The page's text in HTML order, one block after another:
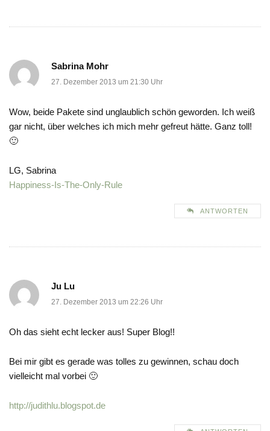
Sabrina Mohr
27. Dezember 2013 um 21:30 Uhr
Wow, beide Pakete sind unglaublich schön geworden. Ich weiß
gar nicht, über welches ich mich mehr gefreut hätte. Ganz toll!
🙂
LG, Sabrina
Happiness-Is-The-Only-Rule
ANTWORTEN
Ju Lu
27. Dezember 2013 um 22:26 Uhr
Oh das sieht echt lecker aus! Super Blog!!
Bei mir gibt es gerade was tolles zu gewinnen, schau doch
vielleicht mal vorbei 🙂
http://judithlu.blogspot.de